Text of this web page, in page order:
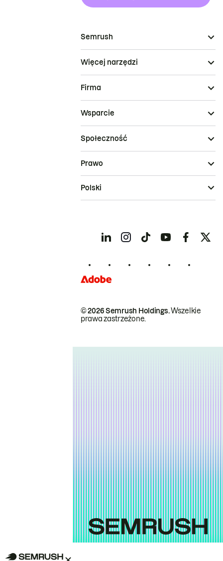
Semrush
Więcej narzędzi
Firma
Wsparcie
Społeczność
© 2026 Semrush Holdings.Wszelkie
prawa zastrzeżone.
Prawo
Polski